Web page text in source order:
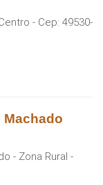
- Cep: 49530-
Machado
- Zona Rural -